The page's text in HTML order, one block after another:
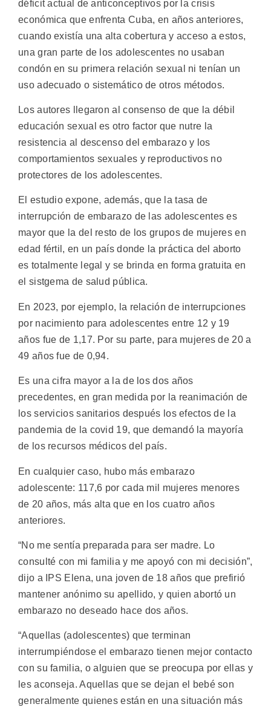
déficit actual de anticonceptivos por la crisis
económica que enfrenta Cuba, en años anteriores,
cuando existía una alta cobertura y acceso a estos,
una gran parte de los adolescentes no usaban
condón en su primera relación sexual ni tenían un
uso adecuado o sistemático de otros métodos.
Los autores llegaron al consenso de que la débil
educación sexual es otro factor que nutre la
resistencia al descenso del embarazo y los
comportamientos sexuales y reproductivos no
protectores de los adolescentes.
El estudio expone, además, que la tasa de
interrupción de embarazo de las adolescentes es
mayor que la del resto de los grupos de mujeres en
edad fértil, en un país donde la práctica del aborto
es totalmente legal y se brinda en forma gratuita en
el sistgema de salud pública.
En 2023, por ejemplo, la relación de interrupciones
por nacimiento para adolescentes entre 12 y 19
años fue de 1,17. Por su parte, para mujeres de 20 a
49 años fue de 0,94.
Es una cifra mayor a la de los dos años
precedentes, en gran medida por la reanimación de
los servicios sanitarios después los efectos de la
pandemia de la covid 19, que demandó la mayoría
de los recursos médicos del país.
En cualquier caso, hubo más embarazo
adolescente: 117,6 por cada mil mujeres menores
de 20 años, más alta que en los cuatro años
anteriores.
“No me sentía preparada para ser madre. Lo
consulté con mi familia y me apoyó con mi decisión”,
dijo a IPS Elena, una joven de 18 años que prefirió
mantener anónimo su apellido, y quien abortó un
embarazo no deseado hace dos años.
“Aquellas (adolescentes) que terminan
interrumpiéndose el embarazo tienen mejor contacto
con su familia, o alguien que se preocupa por ellas y
les aconseja. Aquellas que se dejan el bebé son
generalmente quienes están en una situación más